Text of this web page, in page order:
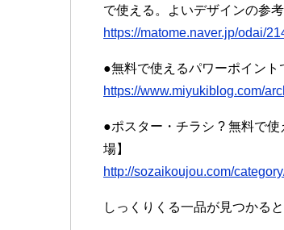
で使える。よいデザインの参
https://matome.naver.jp/odai/
●無料で使えるパワーポイン
https://www.miyukiblog.com/
●ポスター・チラシ ? 無料で
場】
http://sozaikoujou.com/
しっくりくる一品が見つかると